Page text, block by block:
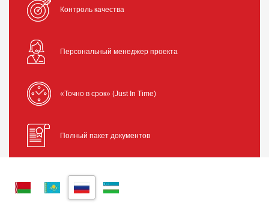
Контроль качества
Персональный менеджер проекта
«Точно в срок» (Just In Time)
Полный пакет документов